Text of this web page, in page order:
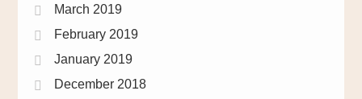
March 2019
February 2019
January 2019
December 2018